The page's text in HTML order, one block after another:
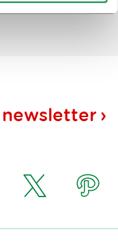
newsletter